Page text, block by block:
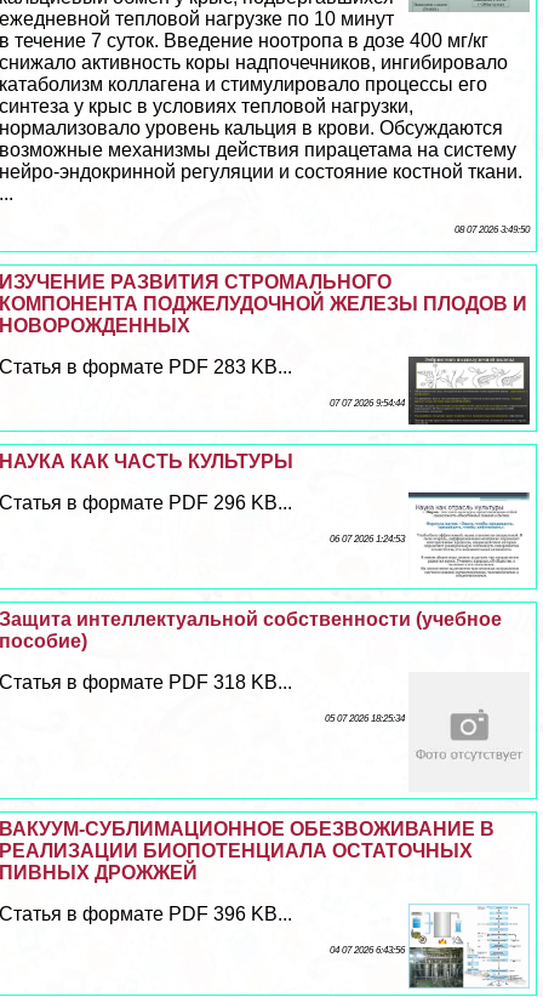
ежедневной тепловой нагрузке по 10 минут
в течение 7 суток. Введение ноотропа в дозе 400 мг/кг
снижало активность коры надпочечников, ингибировало
катаболизм коллагена и стимулировало процессы его
синтеза у крыс в условиях тепловой нагрузки,
нормализовало уровень кальция в крови. Обсуждаются
возможные механизмы действия пирацетама на систему
нейро-эндокринной регуляции и состояние костной ткани.
...
08 07 2026 3:49:50
ИЗУЧЕНИЕ РАЗВИТИЯ СТРОМАЛЬНОГО
КОМПОНЕНТА ПОДЖЕЛУДОЧНОЙ ЖЕЛЕЗЫ ПЛОДОВ И
НОВОРОЖДЕННЫХ
Статья в формате PDF 283 KB...
07 07 2026 9:54:44
НАУКА КАК ЧАСТЬ КУЛЬТУРЫ
Статья в формате PDF 296 KB...
06 07 2026 1:24:53
Защита интеллектуальной собственности (учебное
пособие)
Статья в формате PDF 318 KB...
05 07 2026 18:25:34
ВАКУУМ-СУБЛИМАЦИОННОЕ ОБЕЗВОЖИВАНИЕ В
РЕАЛИЗАЦИИ БИОПОТЕНЦИАЛА ОСТАТОЧНЫХ
ПИВНЫХ ДРОЖЖЕЙ
Статья в формате PDF 396 KB...
04 07 2026 6:43:56